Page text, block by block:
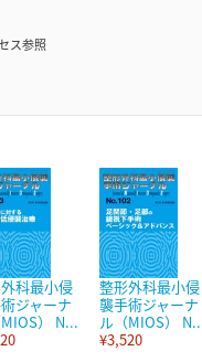
ス参照
科最小侵
ジャーナ
） N...
整形外科最小侵
襲手術ジャーナ
ル（MIOS）
¥3,520